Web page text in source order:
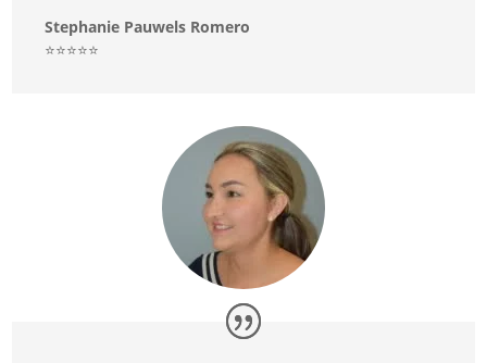
Stephanie Pauwels Romero
⭐️⭐️⭐️⭐️⭐️